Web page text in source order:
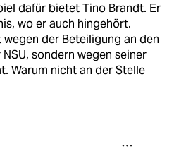
dafür bietet Tino Brandt. Er
wo er auch hingehört.
der Beteiligung an den
sondern wegen seiner
Warum nicht an der Stelle